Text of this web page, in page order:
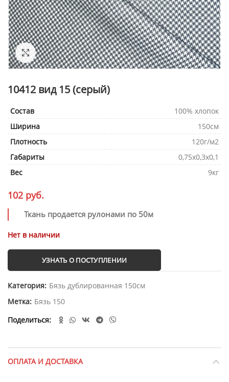
Нажмите, чтобы увеличить
10412 вид 15 (серый)
Состав
100% хлопок
Ширина
150см
Плотность
120г/м2
Габариты
0,75х0,3х0,1
Вес
9кг
102 руб.
Ткань продается рулонами по 50м
Нет в наличии
УЗНАТЬ О ПОСТУПЛЕНИИ
Категория: Бязь дублированная 150см
Метка: Бязь 150
Поделиться
ОПЛАТА И ДОСТАВКА